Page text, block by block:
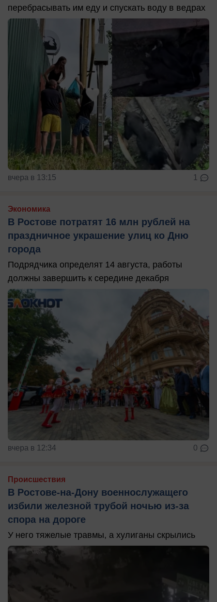
перебрасывать им еду и спускать воду в ведрах
вчера в 13:15 1
Экономика
В Ростове потратят 16 млн рублей на
праздничное украшение улиц ко Дню
города
Подрядчика определят 14 августа, работы
должны завершить к середине декабря
вчера в 12:34 0
Происшествия
В Ростове-на-Дону военнослужащего
избили железной трубой ночью из-за
спора на дороге
У него тяжелые травмы, а хулиганы скрылись